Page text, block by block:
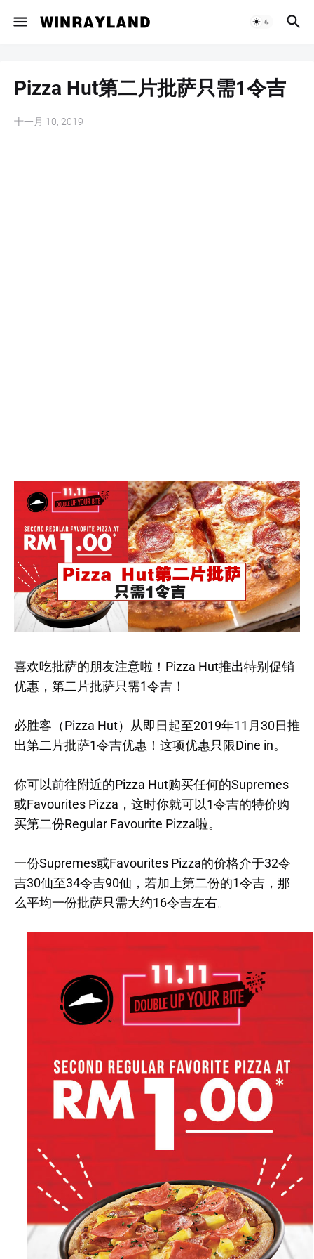
Pizza Hut第二片批萨只需1令吉
十一月 10, 2019
喜欢吃批萨的朋友注意啦！Pizza Hut推出特别促销
优惠，第二片批萨只需1令吉！
必胜客（Pizza Hut）从即日起至2019年11月30日推
出第二片批萨1令吉优惠！这项优惠只限Dine in。
你可以前往附近的Pizza Hut购买任何的Supremes
或Favourites Pizza，这时你就可以1令吉的特价购
买第二份Regular Favourite Pizza啦。
一份Supremes或Favourites Pizza的价格介于32令
吉30仙至34令吉90仙，若加上第二份的1令吉，那
么平均一份批萨只需大约16令吉左右。